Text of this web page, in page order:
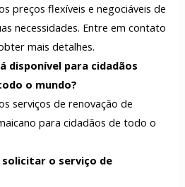
preços flexíveis e negociáveis de
necessidades. Entre em contato
mais detalhes.
disponível para cidadãos
o mundo?
serviços de renovação de
para cidadãos de todo o
o serviço de